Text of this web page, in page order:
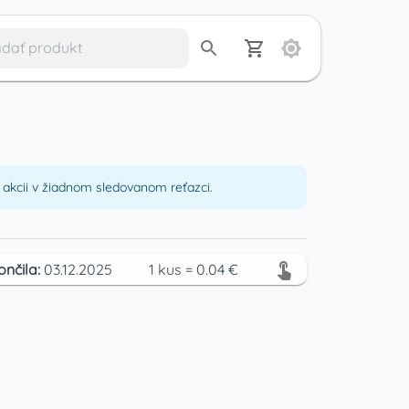
v žiadnom sledovanom reťazci.
03.12.2025 1 kus = 0.04€